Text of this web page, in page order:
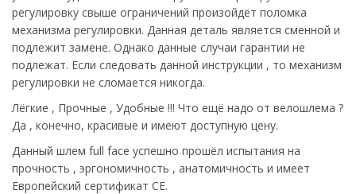
регулировку свыше ограничений произойдёт поломка
механизма регулировки. Данная деталь является сменной и
подлежит замене. Однако данные случаи гарантии не
подлежат. Если следовать данной инструкции , то механизм
регулировки не сломается никогда.
Лёгкие , Прочные , Удобные !!! Что ещё надо от велошлема ?
Да , конечно, красивые и имеют доступную цену.
Данный шлем full face успешно прошёл испытания на
прочность , эргономичность , анатомичность и имеет
Европейский сертификат CE.